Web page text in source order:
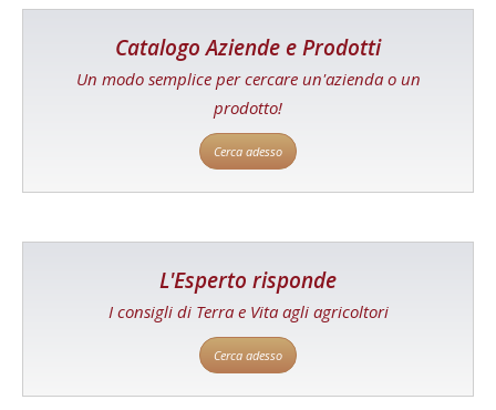
Catalogo Aziende e Prodotti
Un modo semplice per cercare un'azienda o un
prodotto!
Cerca adesso
L'Esperto risponde
I consigli di Terra e Vita agli agricoltori
Cerca adesso